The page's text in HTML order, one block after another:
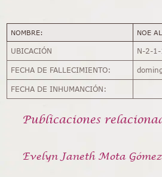
NOMBRE: NOE
UBICACIÓN N-2-
FECHA DE FALLECIMIENTO:
FECHA DE INHUMANCIÓN:
Publicaciones
Evelyn Janeth Mota Gómez